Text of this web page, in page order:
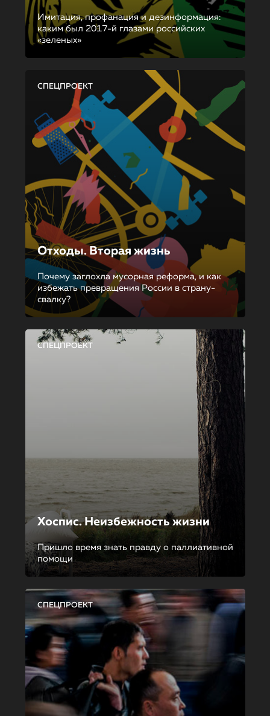
Имитация, профанация и дезинформация:
каким был 2017-й глазами российских
«зеленых»
СПЕЦПРОЕКТ
Отходы. Вторая жизнь
Почему заглохла мусорная реформа, и как
избежать превращения России в страну-
свалку?
СПЕЦПРОЕКТ
Хоспис. Неизбежность жизни
Пришло время знать правду о паллиативной
помощи
СПЕЦПРОЕКТ